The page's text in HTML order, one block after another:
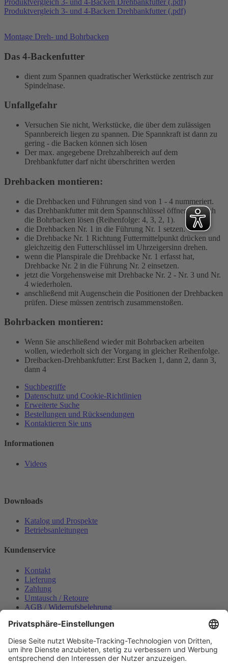
Produktvergleich 3- und 4-Backen Drehbankfutter (.pdf)
Produktvergleich 3- und 4-Backen Drehbankfutter (.pdf)
Montage Dreh- und Bohrbacken
Das 4-Backenfutter
dient zum Spannen quadratischer Werkstücke zentrisch zur
Spindelnase.
Unfallgefahr
Versuchen Sie nicht, Werkstücke, die über dem zulässigen
Spannbereich liegen zu spannen. Die Spannkraft ist dann zu
gering - die Backen können sich lösen
Der max. angegebene Drehzahlbereich auf dem
Drehbankfutter darf nicht überschritten werden
Drehbacken montieren:
die Drehbacken und Führungen sind von 1 - 4 nummeriert.
das Drehbankfutter mit dem Spannschlüssel öffnen, bis sich
die Bohrbacken lösen (Reihenfolge: 4, 3, 2, 1).
die Drehbacken Nr. 1 in die Führung Nr. 1 setzen.
die Drehbacke Nr. 1 Richtung Futtermittelpunkt drücken und
gleichzeitig den Futterschlüssel im Uhrzeigersinn drehen.
wenn die Planspirale die Drehbacke Nr. 1 erfasst hat,
Drehbacke Nr. 2 in die Führung Nr. 2 einsetzen.
jetzt die Vorgehensweise mit Drehbacke Nr. 2 - Nr. 3 und Nr.
4 wiederholen.
anschließend mit Augenschein die Positionen der Drehbacken
prüfen. Diese müssen zentrisch zusammenstoßen.
Bohrbacken montieren:
Wenn Sie anschließend wieder mit Bohrbacken arbeiten
wollen, wiederholt sich der Vorgang in gleicher Reihenfolge.
Dreibacken-Drehbankfutter: Erst Backen 1, dann 2, dann 3,
dann 4
Suchbegriffe
Datenschutz und Cookie-Richtlinien
Erweiterte Suche
Bestellungen und Rücksendungen
Kontaktieren Sie uns
Informationen
Videos
Downloads
Katalog und Prospekte
Betriebsanleitungen
Kundenservice
Kontakt
Lieferung
Zahlung
Umtausch / Retoure
AGB / Widerrufsbelehrung
Datenschutzerklärung
Bestellung widerrufen
Mein konto